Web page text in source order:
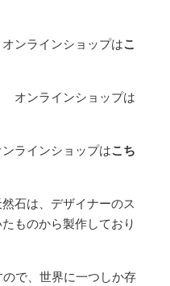
ンラインショップはこ
オンラインショップは
ラインショップはこち
石は、デザイナーのス
ものから製作しており
で、世界に一つしか存